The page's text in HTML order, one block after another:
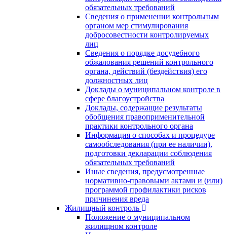
обязательных требований
Сведения о применении контрольным
органом мер стимулирования
добросовестности контролируемых
лиц
Сведения о порядке досудебного
обжалования решений контрольного
органа, действий (бездействия) его
должностных лиц
Доклады о муниципальном контроле в
сфере благоустройства
Доклады, содержащие результаты
обобщения правоприменительной
практики контрольного органа
Информация о способах и процедуре
самообследования (при ее наличии),
подготовки декларации соблюдения
обязательных требований
Иные сведения, предусмотренные
нормативно-правовыми актами и (или)
программой профилактики рисков
причинения вреда
Жилищный контроль
Положение о муниципальном
жилищном контроле